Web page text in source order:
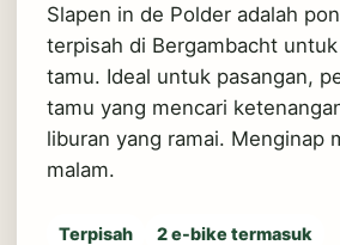
Slapen in de Polder adalah
terpisah di Bergambacht
tamu. Ideal untuk pasangan,
tamu yang mencari
liburan yang ramai. Menginap
malam.
Terpisah
2 e-bike termasuk